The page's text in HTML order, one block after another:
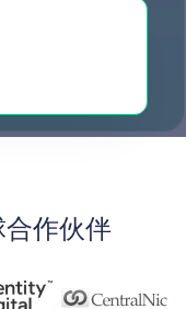
作伙伴